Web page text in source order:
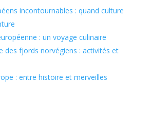
incontournables : quand culture
: un voyage culinaire
des fjords norvégiens : activités et
: entre histoire et merveilles